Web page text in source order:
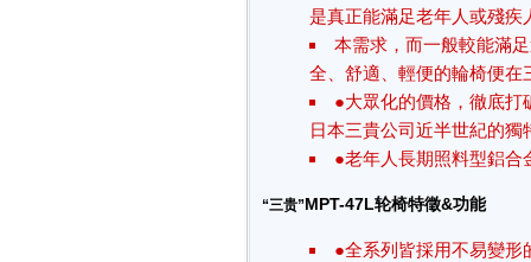
是真正能滿足老年人或殘疾
本需求，而一般較能滿
全、舒適、輕便的輪椅便在
●大眾化的價格，徹底打
日本三貴公司近半世紀的獨
●老年人長期照料型鋁合
“三贵”MPT-47L轮椅特徵&功能
●全系列皆採用不易變形